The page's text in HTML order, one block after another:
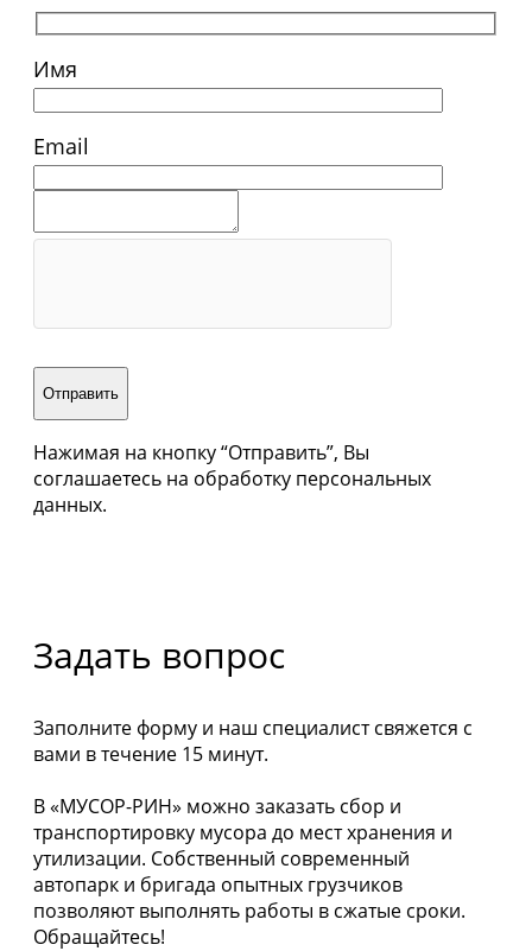
Имя
Email
Отправить
Нажимая на кнопку “Отправить”, Вы
соглашаетесь на обработку персональных
данных.
Задать вопрос
Заполните форму и наш специалист свяжется с
вами в течение 15 минут.
В «МУСОР-РИН» можно заказать сбор и
транспортировку мусора до мест хранения и
утилизации. Собственный современный
автопарк и бригада опытных грузчиков
позволяют выполнять работы в сжатые сроки.
Обращайтесь!